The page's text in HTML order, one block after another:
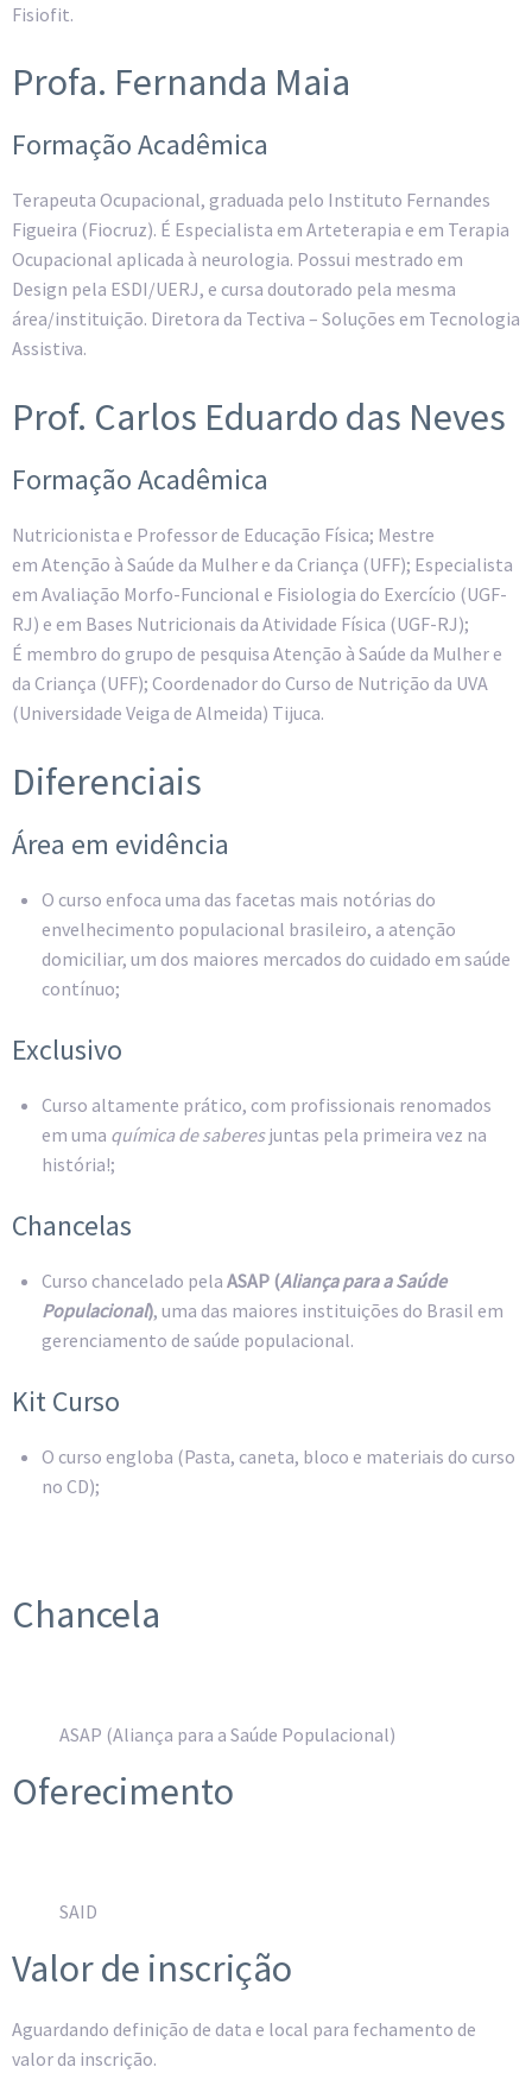
Fisiofit.
Profa. Fernanda Maia
Formação Acadêmica
Terapeuta Ocupacional, graduada pelo Instituto Fernandes
Figueira (Fiocruz). É Especialista em Arteterapia e em Terapia
Ocupacional aplicada à neurologia. Possui mestrado em
Design pela ESDI/UERJ, e cursa doutorado pela mesma
área/instituição. Diretora da Tectiva – Soluções em Tecnologia
Assistiva.
Prof. Carlos Eduardo das Neves
Formação Acadêmica
Nutricionista e Professor de Educação Física; Mestre
em Atenção à Saúde da Mulher e da Criança (UFF); Especialista
em Avaliação Morfo-Funcional e Fisiologia do Exercício (UGF-
RJ) e em Bases Nutricionais da Atividade Física (UGF-RJ);
É membro do grupo de pesquisa Atenção à Saúde da Mulher e
da Criança (UFF); Coordenador do Curso de Nutrição da UVA
(Universidade Veiga de Almeida) Tijuca.
Diferenciais
Área em evidência
O curso enfoca uma das facetas mais notórias do
envelhecimento populacional brasileiro, a atenção
domiciliar, um dos maiores mercados do cuidado em saúde
contínuo;
Exclusivo
Curso altamente prático, com profissionais renomados
em uma química de saberesjuntas pela primeira vez na
história!;
Chancelas
Curso chancelado pela ASAP (Aliança para a Saúde
Populacional), uma das maiores instituições do Brasil em
gerenciamento de saúde populacional.
Kit Curso
O curso engloba (Pasta, caneta, bloco e materiais do curso
no CD);
Chancela
ASAP (Aliança para a Saúde Populacional)
Oferecimento
SAID
Valor de inscrição
Aguardando definição de data e local para fechamento de
valor da inscrição.